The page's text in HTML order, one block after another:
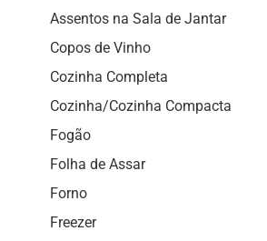
Assentos na Sala de Jantar
Copos de Vinho
Cozinha Completa
Cozinha/Cozinha Compacta
Fogão
Folha de Assar
Forno
Freezer